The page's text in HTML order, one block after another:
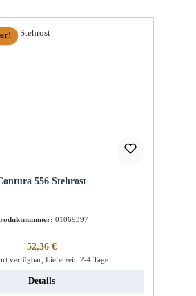
556 Stehrost
01069397
Regulärer Preis:
52,36 €
verfügbar, Lieferzeit: 2-4 Tage
Details